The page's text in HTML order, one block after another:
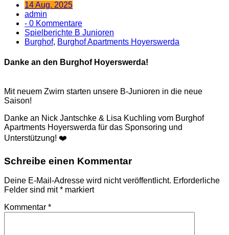
14 Aug. 2025
admin
- 0 Kommentare
Spielberichte B Junioren
Burghof, Burghof Apartments Hoyerswerda
Danke an den Burghof Hoyerswerda!
Mit neuem Zwirn starten unsere B-Junioren in die neue
Saison!
Danke an Nick Jantschke & Lisa Kuchling vom Burghof
Apartments Hoyerswerda für das Sponsoring und
Unterstützung! ❤️
Schreibe einen Kommentar
Deine E-Mail-Adresse wird nicht veröffentlicht. Erforderliche
Felder sind mit* markiert
Kommentar *